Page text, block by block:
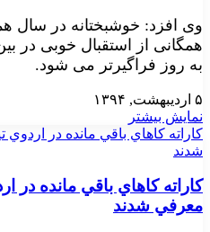
وی افزد: خوشبختانه در سال
همگانی از استقبال خوبی در
به روز فراگیرتر می شود.
۵ اردیبهشت, ۱۳۹۴
نمایش بیشتر
كاراته كاهاي باقي مانده در
شدند
كاراته كاهاي باقي مانده در
معرفي شدند